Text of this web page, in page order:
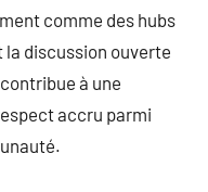
comme des hubs
la discussion ouverte
à une
accru parmi